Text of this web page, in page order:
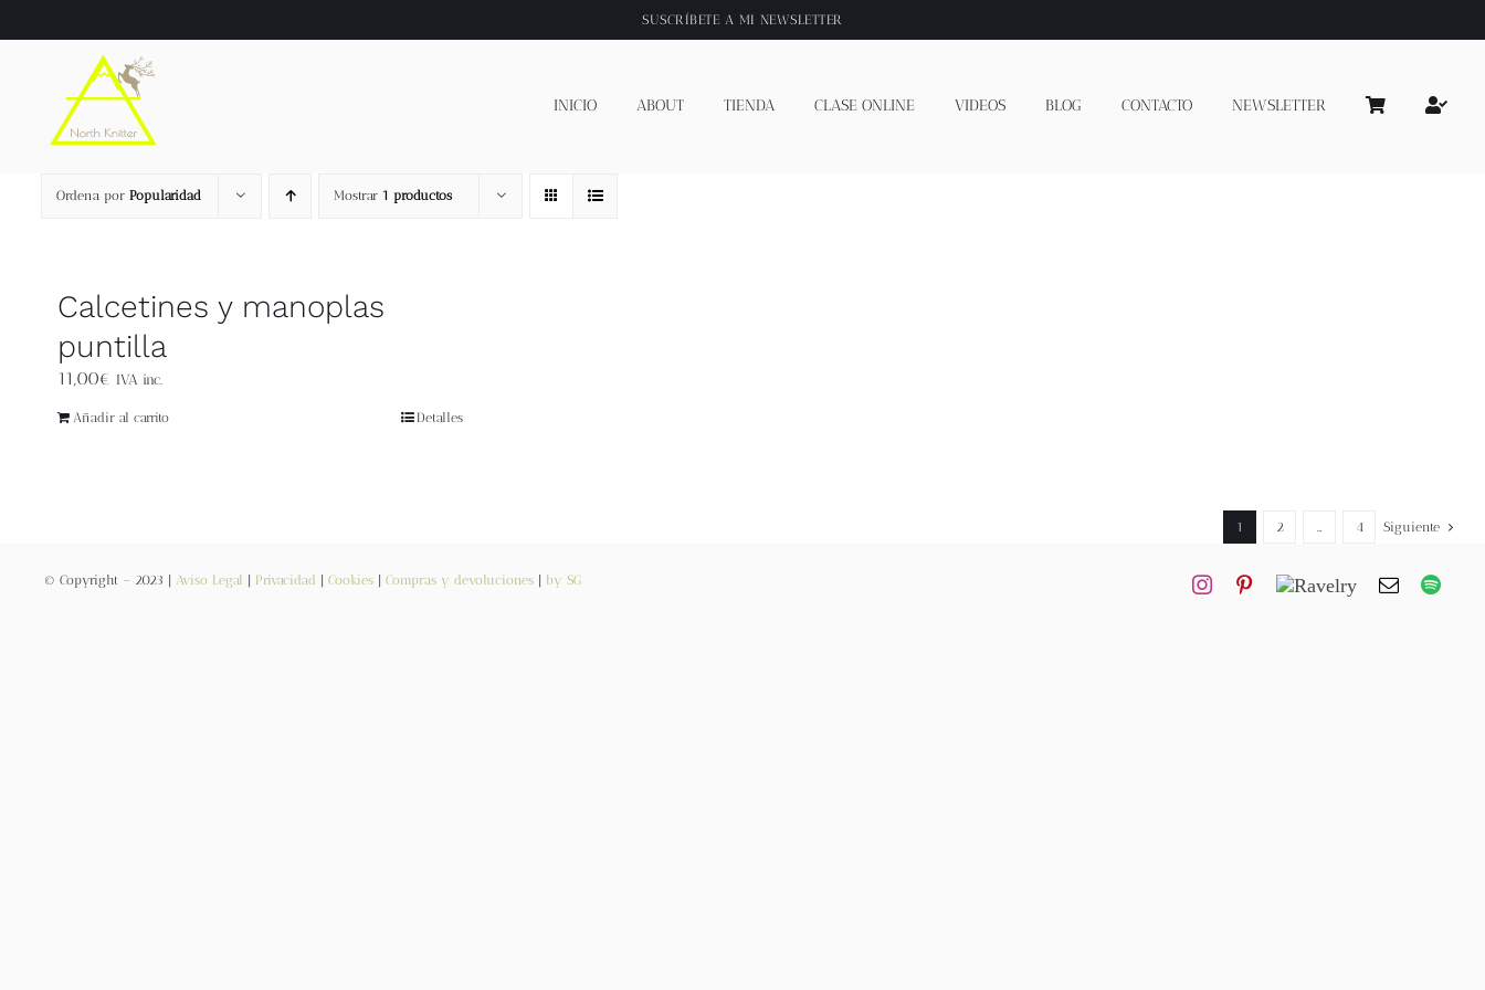
al
SUSCRÍBETE A MI NEWSLETTER
INICIO ABOUT TIENDA CLASE ONLINE VIDEOS BLOG CONTACTO NEWSLETTER
Ordena por Popularidad Mostrar 1 productos
Calcetines y manoplas
puntilla
11,00€ IVA inc.
Añadir al carrito Detalles
1 2 … 4 Siguiente
© Copyright – 2023 | Aviso Legal Privacidad Cookies| Compras y devoluciones| by SG